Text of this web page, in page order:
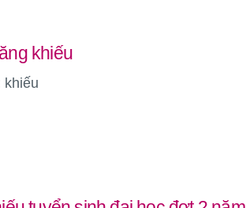
khiếu
khiếu